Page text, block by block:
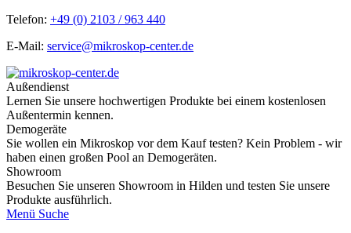
Telefon: +49 (0) 2103 / 963 440
E-Mail: service@mikroskop-center.de
Außendienst
Lernen Sie unsere hochwertigen Produkte bei einem kostenlosen
Außentermin kennen.
Demogeräte
Sie wollen ein Mikroskop vor dem Kauf testen? Kein Problem - wir
haben einen großen Pool an Demogeräten.
Showroom
Besuchen Sie unseren Showroom in Hilden und testen Sie unsere
Produkte ausführlich.
Menü Suche